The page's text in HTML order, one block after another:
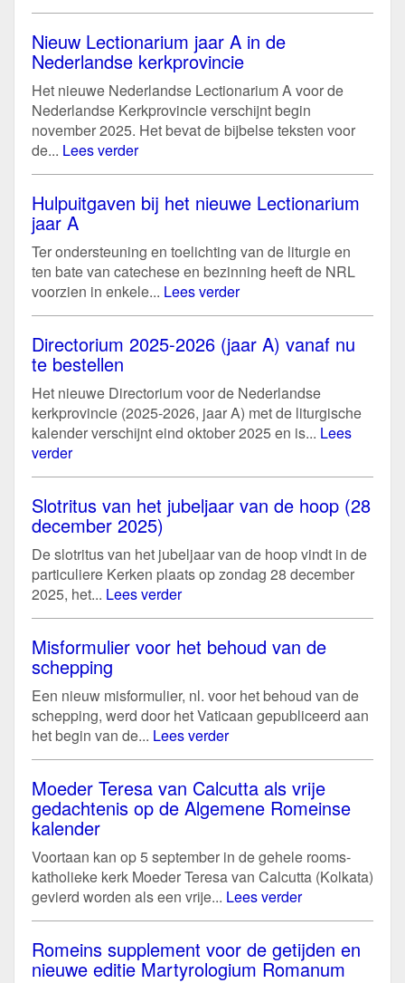
Nieuw Lectionarium jaar A in de
Nederlandse kerkprovincie
Het nieuwe Nederlandse Lectionarium A voor de
Nederlandse Kerkprovincie verschijnt begin
november 2025. Het bevat de bijbelse teksten voor
de... Lees verder
Hulpuitgaven bij het nieuwe Lectionarium
jaar A
Ter ondersteuning en toelichting van de liturgie en
ten bate van catechese en bezinning heeft de NRL
voorzien in enkele... Lees verder
Directorium 2025-2026 (jaar A) vanaf nu
te bestellen
Het nieuwe Directorium voor de Nederlandse
kerkprovincie (2025-2026, jaar A) met de liturgische
kalender verschijnt eind oktober 2025 en is... Lees
verder
Slotritus van het jubeljaar van de hoop (28
december 2025)
De slotritus van het jubeljaar van de hoop vindt in de
particuliere Kerken plaats op zondag 28 december
2025, het... Lees verder
Misformulier voor het behoud van de
schepping
Een nieuw misformulier, nl. voor het behoud van de
schepping, werd door het Vaticaan gepubliceerd aan
het begin van de... Lees verder
Moeder Teresa van Calcutta als vrije
gedachtenis op de Algemene Romeinse
kalender
Voortaan kan op 5 september in de gehele rooms-
katholieke kerk Moeder Teresa van Calcutta (Kolkata)
gevierd worden als een vrije... Lees verder
Romeins supplement voor de getijden en
nieuwe editie Martyrologium Romanum